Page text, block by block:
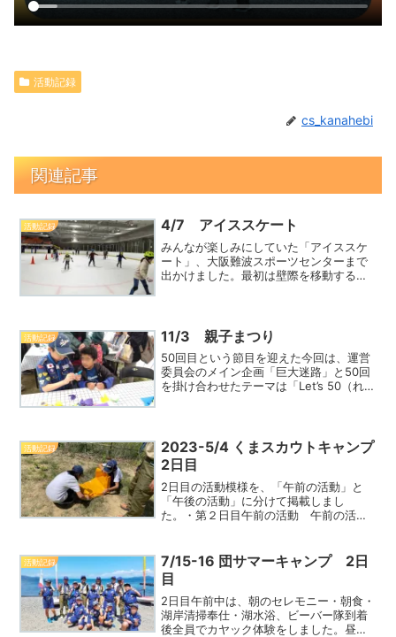
活動記録
cs_kanahebi
関連記事
活動記録 4/7 アイススケート
みんなが楽しみにしていた「アイススケ
ート」、大阪難波スポーツセンターまで
出かけました。最初は壁際を移動するだ
た。JR郡山駅出発大阪難波ReadMore...
活動記録 11/3 親子まつり
50回目という節目を迎えた今回は、運営
委員会のメイン企画「巨大迷路」と50回
を掛け合わせたテーマは「Let’s 50（れっ
た。親子まReadMore...
活動記録
2023-5/4 くまスカウトキャンプ
2日目
2日目の活動模様を、「午前の活動」と
「午後の活動」に分けて掲載しまし
た。・第２日目午前の活動 午前の活動
「カートンドック」を作りました。なん
とイチゴもゲットして、美味しく朝
ReadMore...
活動記録
7/15-16 団サマーキャンプ 2日
目
2日目午前中は、朝のセレモニー・朝食・
湖岸清掃奉仕・湖水浴、ビーバー隊到着
後全員でカヤック体験をしました。昼食